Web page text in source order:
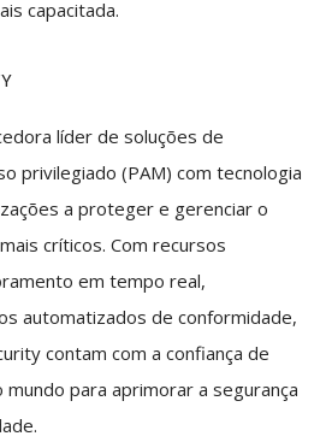
capacitada.
líder de soluções de
privilegiado (PAM) com tecnologia
a proteger e gerenciar o
críticos. Com recursos
em tempo real,
automatizados de conformidade,
contam com a confiança de
para aprimorar a segurança